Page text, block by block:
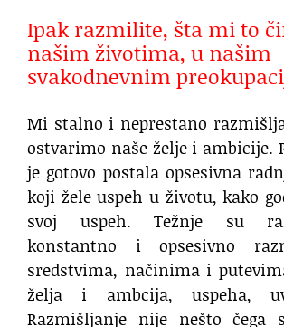
Ipak razmilite, šta mi to
našim životima, u našim
svakodnevnim
Mi stalno i neprestano
ostvarimo naše želje i ambicije.
je gotovo postala opsesivna
koji žele uspeh u životu, kako
svoj uspeh. Težnje su
konstantno i opsesivno
sredstvima, načinima i
želja i ambcija, uspeha,
Razmišljanje nije nešto čega